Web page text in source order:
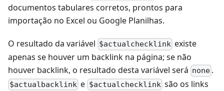
documentos tabulares corretos, prontos para
importação no Excel ou Google Planilhas.
O resultado da variável $actualchecklink existe
apenas se houver um backlink na página; se não
houver backlink, o resultado desta variável será none .
$actualbacklink e $actualchecklinksão os links